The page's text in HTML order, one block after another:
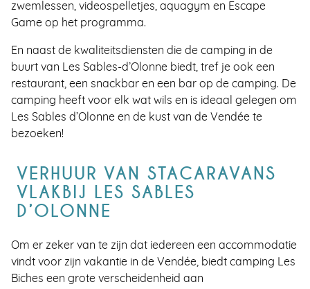
zwemlessen, videospelletjes, aquagym en Escape
Game op het programma.
En naast de kwaliteitsdiensten die de camping in de
buurt van Les Sables-d’Olonne biedt, tref je ook een
restaurant, een snackbar en een bar op de camping. De
camping heeft voor elk wat wils en is ideaal gelegen om
Les Sables d’Olonne en de kust van de Vendée te
bezoeken!
VERHUUR VAN STACARAVANS
VLAKBIJ LES SABLES
D’OLONNE
Om er zeker van te zijn dat iedereen een accommodatie
vindt voor zijn vakantie in de Vendée, biedt camping Les
Biches een grote verscheidenheid aan